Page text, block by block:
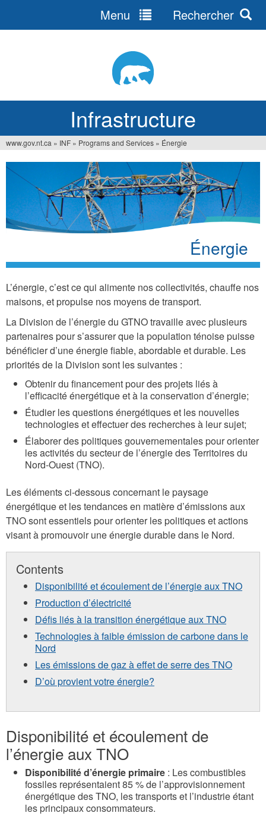
Infrastructure
Menu Rechercher
Vous
êtes
ici
www.gov.nt.ca » INF » Programs and Services » Énergie
Énergie
L’énergie, c’est ce qui alimente nos collectivités, chauffe nos
maisons, et propulse nos moyens de transport.
La Division de l’énergie du GTNO travaille avec plusieurs
partenaires pour s’assurer que la population ténoise puisse
bénéficier d’une énergie fiable, abordable et durable. Les
priorités de la Division sont les suivantes :
Obtenir du financement pour des projets liés à
l’efficacité énergétique et à la conservation d’énergie;
Étudier les questions énergétiques et les nouvelles
technologies et effectuer des recherches à leur sujet;
Élaborer des politiques gouvernementales pour orienter
les activités du secteur de l’énergie des Territoires du
Nord-Ouest (TNO).
Les éléments ci-dessous concernant le paysage
énergétique et les tendances en matière d’émissions aux
TNO sont essentiels pour orienter les politiques et actions
visant à promouvoir une énergie durable dans le Nord.
Contents
Disponibilité et écoulement de l’énergie aux TNO
Production d’électricité
Défis liés à la transition énergétique aux TNO
Technologies à faible émission de carbone dans le
Nord
Les émissions de gaz à effet de serre des TNO
D’où provient votre énergie?
Disponibilité et écoulement de
l’énergie aux TNO
Disponibilité d’énergie primaire : Les combustibles
fossiles représentaient 85 % de l’approvisionnement
énergétique des TNO, les transports et l’industrie étant
les principaux consommateurs.